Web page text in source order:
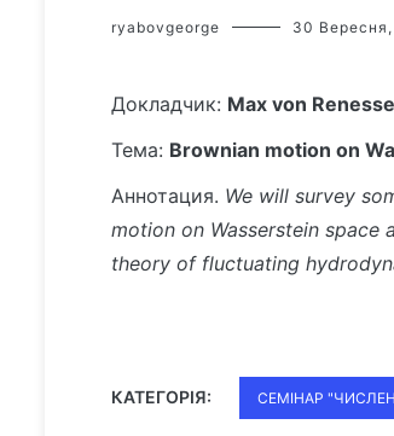
ryabovgeorge 30 Вересня,
Докладчик: Max von Renesse
Тема: Brownian motion on
Аннотация. We will survey
motion on Wasserstein space
theory of fluctuating
КАТЕГОРІЯ: СЕМІНАР